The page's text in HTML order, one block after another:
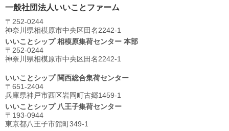
一般社団法人いいことファーム
〒252-0244
神奈川県相模原市中央区⽥名2242-1
いいことシップ 相模原集荷センター 本部
〒252-0244
神奈川県相模原市中央区⽥名2242-1
いいことシップ 関西総合集荷センター
〒651-2404
兵庫県神戸市西区岩岡町古郷1459-1
いいことシップ 八王子集荷センター
〒193-0944
東京都八王子市館町349-1